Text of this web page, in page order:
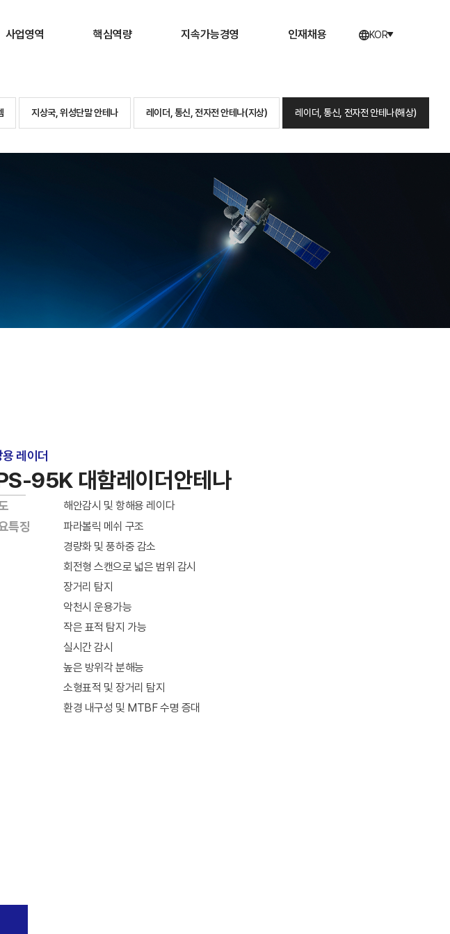
사업영역
탑재용 안테나
시스템
핵심역량
측정 및 시험시설
지속가능경영
ESG
인재채용
인재상
KOR
지상국, 위성단말 안테나 레이더, 통신, 전자전 안테나(지상) 레이더, 통신, 전자전 안테나(해상)
레이더
95K 대함레이더안테나
해안감시 및 항해용 레이다
특징
파라볼릭 메쉬 구조
경량화 및 풍하중 감소
회전형 스캔으로 넓은 범위 감시
장거리 탐지
악천시 운용가능
작은 표적 탐지 가능
실시간 감시
높은 방위각 분해능
소형표적 및 장거리 탐지
환경 내구성 및 MTBF 수명 증대